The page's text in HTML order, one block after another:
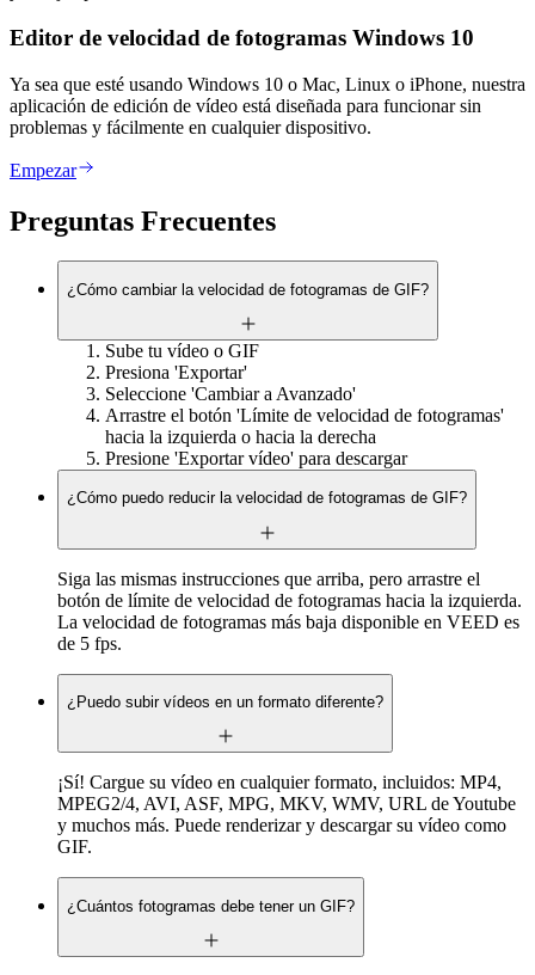
Editor de velocidad de fotogramas Windows 10
Ya sea que esté usando Windows 10 o Mac, Linux o iPhone, nuestra
aplicación de edición de vídeo está diseñada para funcionar sin
problemas y fácilmente en cualquier dispositivo.
Empezar
Preguntas Frecuentes
¿Cómo cambiar la velocidad de fotogramas de GIF?
Sube tu vídeo o GIF
Presiona 'Exportar'
Seleccione 'Cambiar a Avanzado'
Arrastre el botón 'Límite de velocidad de fotogramas'
hacia la izquierda o hacia la derecha
Presione 'Exportar vídeo' para descargar
¿Cómo puedo reducir la velocidad de fotogramas de GIF?
Siga las mismas instrucciones que arriba, pero arrastre el
botón de límite de velocidad de fotogramas hacia la izquierda.
La velocidad de fotogramas más baja disponible en VEED es
de 5 fps.
¿Puedo subir vídeos en un formato diferente?
¡Sí! Cargue su vídeo en cualquier formato, incluidos: MP4,
MPEG2/4, AVI, ASF, MPG, MKV, WMV, URL de Youtube
y muchos más. Puede renderizar y descargar su vídeo como
GIF.
¿Cuántos fotogramas debe tener un GIF?